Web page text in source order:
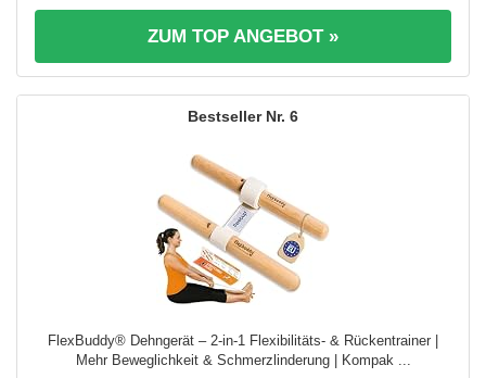
ZUM TOP ANGEBOT »
6
FlexBuddy® Dehngerät – 2-in-1 Flexibilitäts- & Rückentrainer |
Mehr Beweglichkeit & Schmerzlinderung | Kompak ...